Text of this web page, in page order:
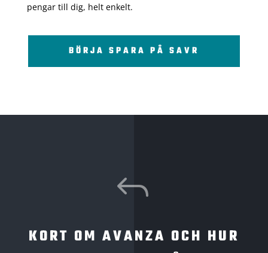
pengar till dig, helt enkelt.
BÖRJA SPARA PÅ SAVR
J
KORT OM AVANZA OCH HUR